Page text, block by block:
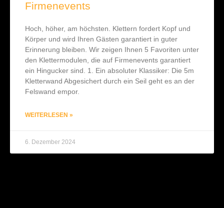
Firmenevents
Hoch, höher, am höchsten. Klettern fordert Kopf und
Körper und wird Ihren Gästen garantiert in guter
Erinnerung bleiben. Wir zeigen Ihnen 5 Favoriten unter
den Klettermodulen, die auf Firmenevents garantiert
ein Hingucker sind. 1. Ein absoluter Klassiker: Die 5m
Kletterwand Abgesichert durch ein Seil geht es an der
Felswand empor.
WEITERLESEN »
6. Dezember 2024